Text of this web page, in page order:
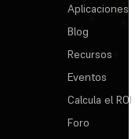
Aplicaciones
Blog
Recursos
Eventos
Calcula el ROI
Foro